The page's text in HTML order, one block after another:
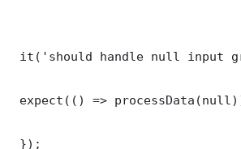
it('should handle null input
expect(() =>
});